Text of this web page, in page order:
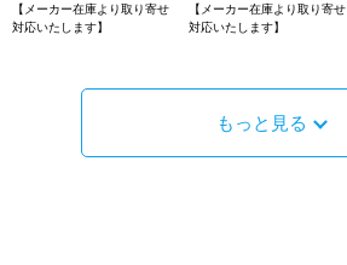
【メーカー在庫より取り寄せ
対応いたします】
【メーカー在庫より取り寄せ
対応いたします】
もっと見る